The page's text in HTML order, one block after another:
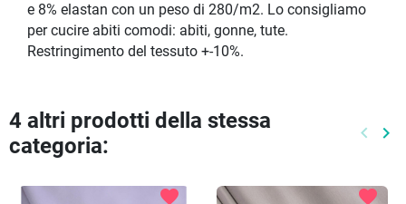
e 8% elastan con un peso di 280/m2. Lo consigliamo
per cucire abiti comodi: abiti, gonne, tute.
Restringimento del tessuto +-10%.
4 altri prodotti della stessa
categoria:
keyboard_arrow_left keyboard_arrow_right
favorite favorite